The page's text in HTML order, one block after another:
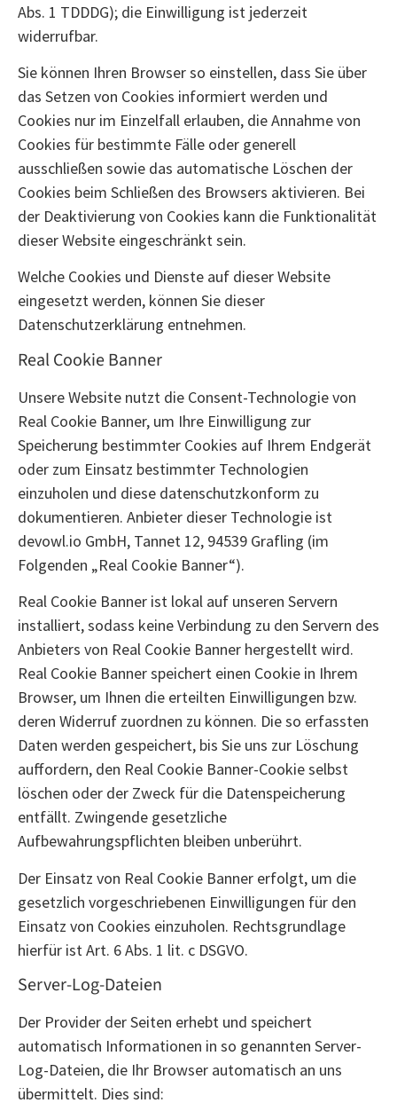
Abs. 1 TDDDG); die Einwilligung ist jederzeit
widerrufbar.
Sie können Ihren Browser so einstellen, dass Sie über
das Setzen von Cookies informiert werden und
Cookies nur im Einzelfall erlauben, die Annahme von
Cookies für bestimmte Fälle oder generell
ausschließen sowie das automatische Löschen der
Cookies beim Schließen des Browsers aktivieren. Bei
der Deaktivierung von Cookies kann die Funktionalität
dieser Website eingeschränkt sein.
Welche Cookies und Dienste auf dieser Website
eingesetzt werden, können Sie dieser
Datenschutzerklärung entnehmen.
Real Cookie Banner
Unsere Website nutzt die Consent-Technologie von
Real Cookie Banner, um Ihre Einwilligung zur
Speicherung bestimmter Cookies auf Ihrem Endgerät
oder zum Einsatz bestimmter Technologien
einzuholen und diese datenschutzkonform zu
dokumentieren. Anbieter dieser Technologie ist
devowl.io GmbH, Tannet 12, 94539 Grafling (im
Folgenden „Real Cookie Banner“).
Real Cookie Banner ist lokal auf unseren Servern
installiert, sodass keine Verbindung zu den Servern des
Anbieters von Real Cookie Banner hergestellt wird.
Real Cookie Banner speichert einen Cookie in Ihrem
Browser, um Ihnen die erteilten Einwilligungen bzw.
deren Widerruf zuordnen zu können. Die so erfassten
Daten werden gespeichert, bis Sie uns zur Löschung
auffordern, den Real Cookie Banner-Cookie selbst
löschen oder der Zweck für die Datenspeicherung
entfällt. Zwingende gesetzliche
Aufbewahrungspflichten bleiben unberührt.
Der Einsatz von Real Cookie Banner erfolgt, um die
gesetzlich vorgeschriebenen Einwilligungen für den
Einsatz von Cookies einzuholen. Rechtsgrundlage
hierfür ist Art. 6 Abs. 1 lit. c DSGVO.
Server-Log-Dateien
Der Provider der Seiten erhebt und speichert
automatisch Informationen in so genannten Server-
Log-Dateien, die Ihr Browser automatisch an uns
übermittelt. Dies sind: